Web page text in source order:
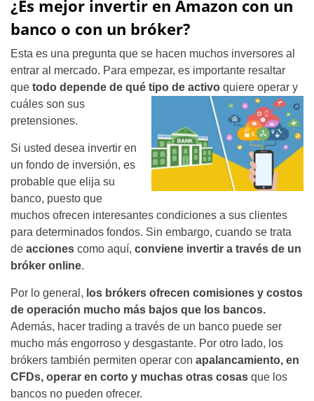
¿Es mejor invertir en Amazon con un
banco o con un bróker?
Esta es una pregunta que se hacen muchos inversores al
entrar al mercado. Para empezar, es importante resaltar
que todo depende de qué tipo de activo quiere operar y
cuáles son sus
pretensiones.
Si usted desea invertir en
un fondo de inversión, es
probable que elija su
banco, puesto que
muchos ofrecen interesantes condiciones a sus clientes
para determinados fondos. Sin embargo, cuando se trata
de acciones como aquí, conviene invertir a través de un
bróker online.
Por lo general, los brókers ofrecen comisiones y costos
de operación mucho más bajos que los bancos.
Además, hacer trading a través de un banco puede ser
mucho más engorroso y desgastante. Por otro lado, los
brókers también permiten operar con apalancamiento, en
CFDs, operar en corto y muchas otras cosas que los
bancos no pueden ofrecer.